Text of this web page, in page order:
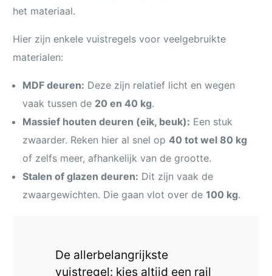
het materiaal.
Hier zijn enkele vuistregels voor veelgebruikte
materialen:
MDF deuren: Deze zijn relatief licht en wegen
vaak tussen de 20 en 40 kg.
Massief houten deuren (eik, beuk): Een stuk
zwaarder. Reken hier al snel op40 tot wel 80 kg
of zelfs meer, afhankelijk van de grootte.
Stalen of glazen deuren: Dit zijn vaak de
zwaargewichten. Die gaan vlot over de100 kg.
De allerbelangrijkste
vuistregel: kies altijd een rail